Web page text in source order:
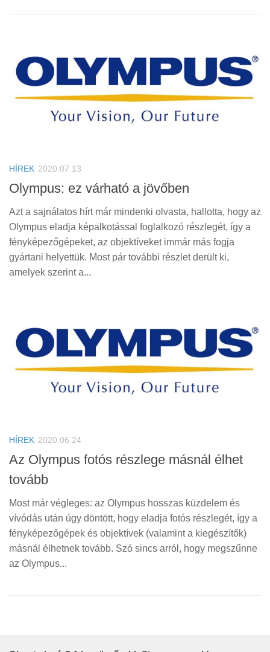
HÍREK 2020.07.13
Olympus: ez várható a jövőben
Azt a sajnálatos hírt már mindenki olvasta, hallotta, hogy az
Olympus eladja képalkotással foglalkozó részlegét, így a
fényképezőgépeket, az objektíveket immár más fogja
gyártani helyettük. Most pár további részlet derült ki,
amelyek szerint a...
HÍREK 2020.06.24
Az Olympus fotós részlege másnál élhet
tovább
Most már végleges: az Olympus hosszas küzdelem és
vívódás után úgy döntött, hogy eladja fotós részlegét, így a
fényképezőgépek és objektívek (valamint a kiegészítők)
másnál élhetnek tovább. Szó sincs arról, hogy megszűnne
az Olympus...